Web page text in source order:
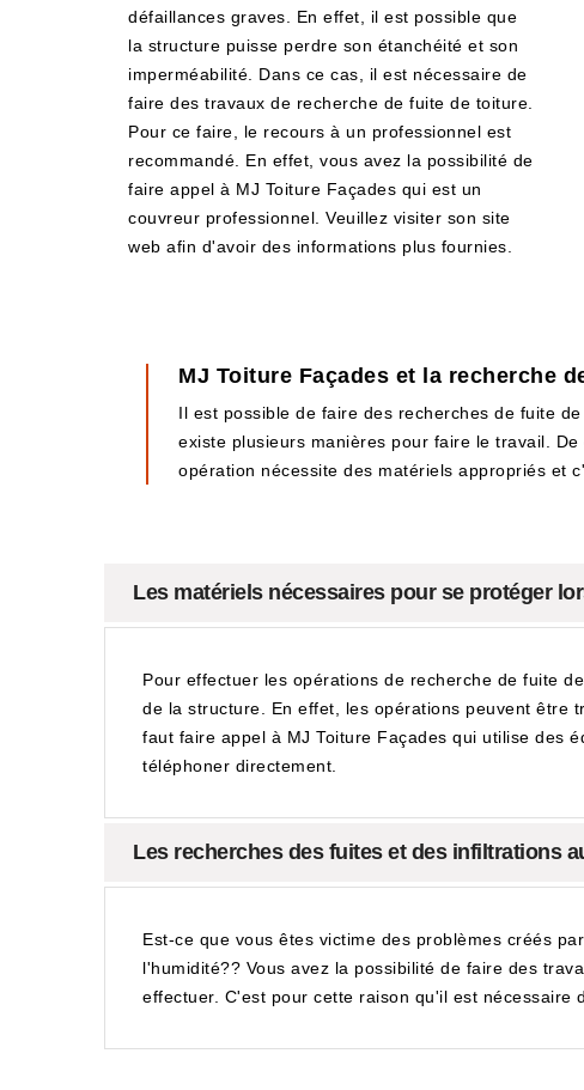
défaillances graves. En effet, il est possible que
la structure puisse perdre son étanchéité et son
imperméabilité. Dans ce cas, il est nécessaire de
faire des travaux de recherche de fuite de toiture.
Pour ce faire, le recours à un professionnel est
recommandé. En effet, vous avez la possibilité de
faire appel à MJ Toiture Façades qui est un
couvreur professionnel. Veuillez visiter son site
web afin d'avoir des informations plus fournies.
MJ Toiture Façades et la recherche
Il est possible de faire des recherches de fuite
existe plusieurs manières pour faire le travail.
opération nécessite des matériels appropriés et
Les matériels nécessaires pour se protéger
Pour effectuer les opérations de recherche de fuite
de la structure. En effet, les opérations peuvent être
faut faire appel à MJ Toiture Façades qui utilise des
téléphoner directement.
Les recherches des fuites et des infiltrations
Est-ce que vous êtes victime des problèmes créés
l'humidité?? Vous avez la possibilité de faire des
effectuer. C'est pour cette raison qu'il est nécessaire